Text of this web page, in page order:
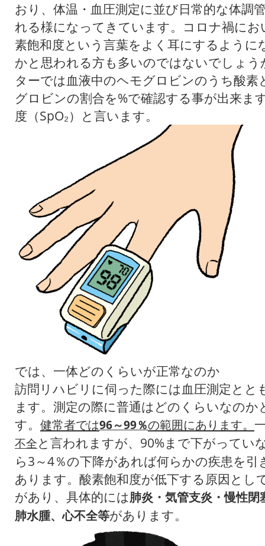
おり、体温・血圧測定に並び日常的な体調
れる様になってきています。コロナ禍に
素飽和度という言葉をよく耳にするように
かと思われる方も多いのではないでしょ
ターでは血液中のヘモグロビンのうち酸
グロビンの割合を%で確認する事が出来ま
度（SpO₂）と言います。
では、一体どのくらいが正常なのか
訪問リハビリに伺った際には血圧測定とと
ます。測定の際に普通はどのくらいなの
す。 健常者では96～99％の範囲にあります。
不全と言われますが、90%まで下がってい
ら3～4％の下降があれば何らかの疾患を
あります。酸素飽和度が低下する原因とし
があり、具体的には肺炎・気管支炎・慢性
肺水腫、心不全等があります。